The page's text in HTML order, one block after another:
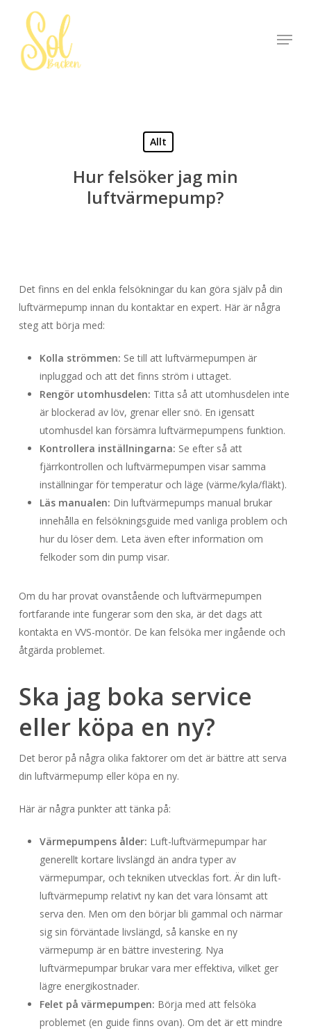
content
Menu
Allt
Hur felsöker jag min
luftvärmepump?
Det finns en del enkla felsökningar du kan göra själv på din
luftvärmepump innan du kontaktar en expert. Här är några
steg att börja med:
Kolla strömmen: Se till att luftvärmepumpen är
inpluggad och att det finns ström i uttaget.
Rengör utomhusdelen: Titta så att utomhusdelen inte
är blockerad av löv, grenar eller snö. En igensatt
utomhusdel kan försämra luftvärmepumpens funktion.
Kontrollera inställningarna: Se efter så att
fjärrkontrollen och luftvärmepumpen visar samma
inställningar för temperatur och läge (värme/kyla/fläkt).
Läs manualen: Din luftvärmepumps manual brukar
innehålla en felsökningsguide med vanliga problem och
hur du löser dem. Leta även efter information om
felkoder som din pump visar.
Om du har provat ovanstående och luftvärmepumpen
fortfarande inte fungerar som den ska, är det dags att
kontakta en VVS-montör. De kan felsöka mer ingående och
åtgärda problemet.
Ska jag boka service
eller köpa en ny?
Det beror på några olika faktorer om det är bättre att serva
din luftvärmepump eller köpa en ny.
Här är några punkter att tänka på:
Värmepumpens ålder: Luft-luftvärmepumpar har
generellt kortare livslängd än andra typer av
värmepumpar, och tekniken utvecklas fort. Är din luft-
luftvärmepump relativt ny kan det vara lönsamt att
serva den. Men om den börjar bli gammal och närmar
sig sin förväntade livslängd, så kanske en ny
värmepump är en bättre investering. Nya
luftvärmepumpar brukar vara mer effektiva, vilket ger
lägre energikostnader.
Felet på värmepumpen: Börja med att felsöka
problemet (en guide finns ovan). Om det är ett mindre
Close